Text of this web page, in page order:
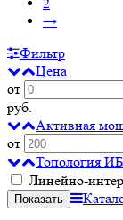
→
Фильтр
Цена
от
руб.
Активная
от
Топология
Линейно-